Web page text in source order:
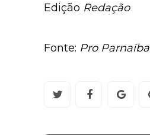
Edição Redação
Fonte: Pro Parnaíba